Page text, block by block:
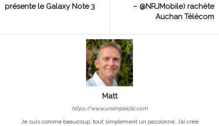
présente le Galaxy Note 3
– @NRJMobile) rachète
Auchan Télécom
Matt
https://www.unsimpleclic.com
Je suis comme beaucoup, tout simplement un passionné. J’ai créé